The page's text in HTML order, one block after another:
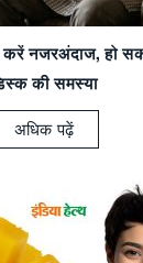
नजरअंदाज, हो
की समस्या
अधिक पढ़ें